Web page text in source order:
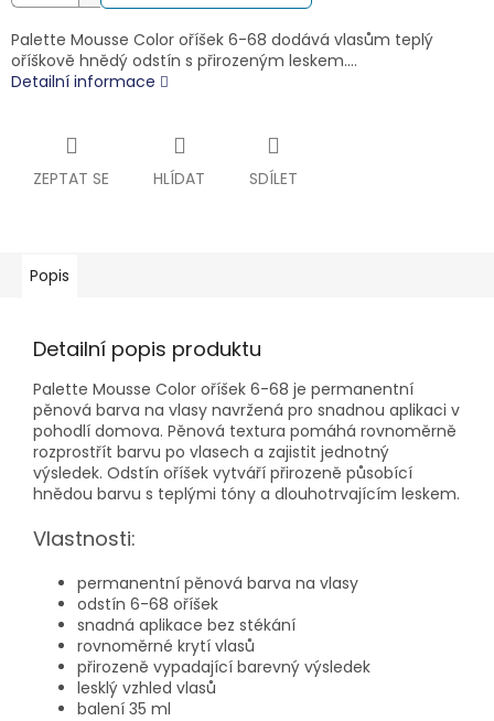
Palette Mousse Color oříšek 6-68 dodává vlasům teplý
oříškově hnědý odstín s přirozeným leskem.…
Detailní informace
ZEPTAT SE HLÍDAT SDÍLET
Popis
Detailní popis produktu
Palette Mousse Color oříšek 6-68 je permanentní
pěnová barva na vlasy navržená pro snadnou aplikaci v
pohodlí domova. Pěnová textura pomáhá rovnoměrně
rozprostřít barvu po vlasech a zajistit jednotný
výsledek. Odstín oříšek vytváří přirozeně působící
hnědou barvu s teplými tóny a dlouhotrvajícím leskem.
Vlastnosti:
permanentní pěnová barva na vlasy
odstín 6-68 oříšek
snadná aplikace bez stékání
rovnoměrné krytí vlasů
přirozeně vypadající barevný výsledek
lesklý vzhled vlasů
balení 35 ml